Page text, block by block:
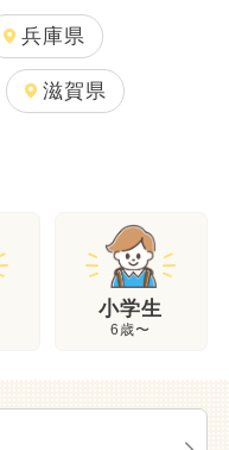
兵庫県
滋賀県
小学生
6歳〜